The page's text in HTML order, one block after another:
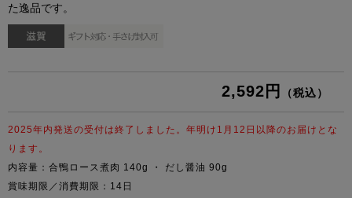
た逸品です。
2,592円 （税込）
2025年内発送の受付は終了しました。年明け1月12日以降のお届けとな
ります。
内容量：合鴨ロース煮肉 140g ・ だし醤油 90g
賞味期限／消費期限：14日